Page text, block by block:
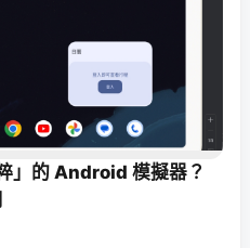
」的 Android 模擬器？